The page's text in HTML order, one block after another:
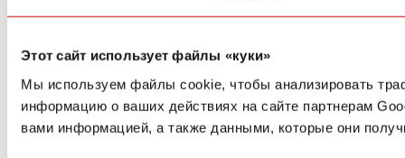
Этот сайт использует файлы «куки»
Мы используем файлы cookie, чтобы анализировать
информацию о ваших действиях на сайте партнерам
вами информацией, а также данными, которые они